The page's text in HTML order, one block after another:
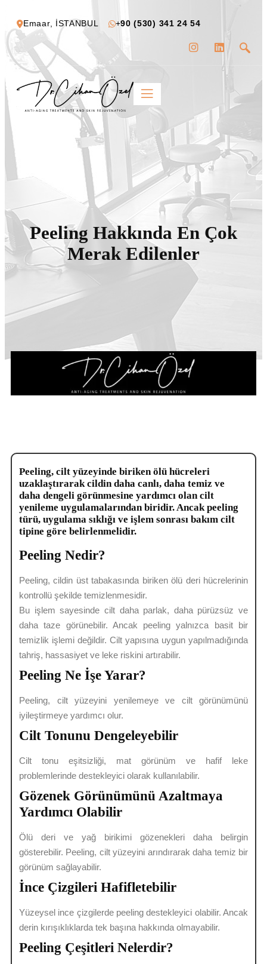
Emaar, İSTANBUL +90 (530) 341 24 54
Peeling Hakkında En Çok
Merak Edilenler
Peeling, cilt yüzeyinde biriken ölü hücreleri
uzaklaştırarak cildin daha canlı, daha temiz ve
daha dengeli görünmesine yardımcı olan cilt
yenileme uygulamalarından biridir. Ancak peeling
türü, uygulama sıklığı ve işlem sonrası bakım cilt
tipine göre belirlenmelidir.
Peeling Nedir?
Peeling, cildin üst tabakasında biriken ölü deri hücrelerinin
kontrollü şekilde temizlenmesidir.
Bu işlem sayesinde cilt daha parlak, daha pürüzsüz ve
daha taze görünebilir. Ancak peeling yalnızca basit bir
temizlik işlemi değildir. Cilt yapısına uygun yapılmadığında
tahriş, hassasiyet ve leke riskini artırabilir.
Peeling Ne İşe Yarar?
Peeling, cilt yüzeyini yenilemeye ve cilt görünümünü
iyileştirmeye yardımcı olur.
Cilt Tonunu Dengeleyebilir
Cilt tonu eşitsizliği, mat görünüm ve hafif leke
problemlerinde destekleyici olarak kullanılabilir.
Gözenek Görünümünü Azaltmaya
Yardımcı Olabilir
Ölü deri ve yağ birikimi gözenekleri daha belirgin
gösterebilir. Peeling, cilt yüzeyini arındırarak daha temiz bir
görünüm sağlayabilir.
İnce Çizgileri Hafifletebilir
Yüzeysel ince çizgilerde peeling destekleyici olabilir. Ancak
derin kırışıklıklarda tek başına hakkında olmayabilir.
Peeling Çeşitleri Nelerdir?